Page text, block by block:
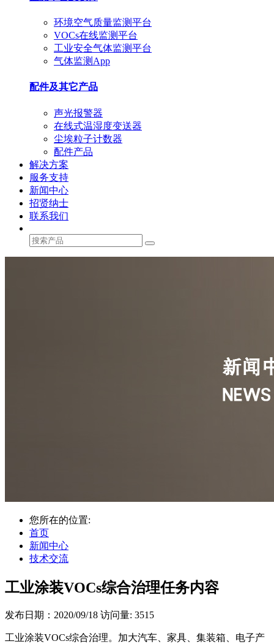
环境空气质量监测平台
VOCs在线监测平台
工业安全气体监测平台
气体监测App
配件及其它产品
声光报警器
在线式温湿度变送器
尘埃粒子计数器
配件产品
解决方案
服务支持
新闻中心
招贤纳士
联系我们
您所在的位置:
首页
新闻中心
技术交流
工业涂装VOCs综合治理任务内容
发布日期：2020/09/18 访问量: 3515
工业涂装VOCs综合治理。加大汽车、家具、集装箱、电子产